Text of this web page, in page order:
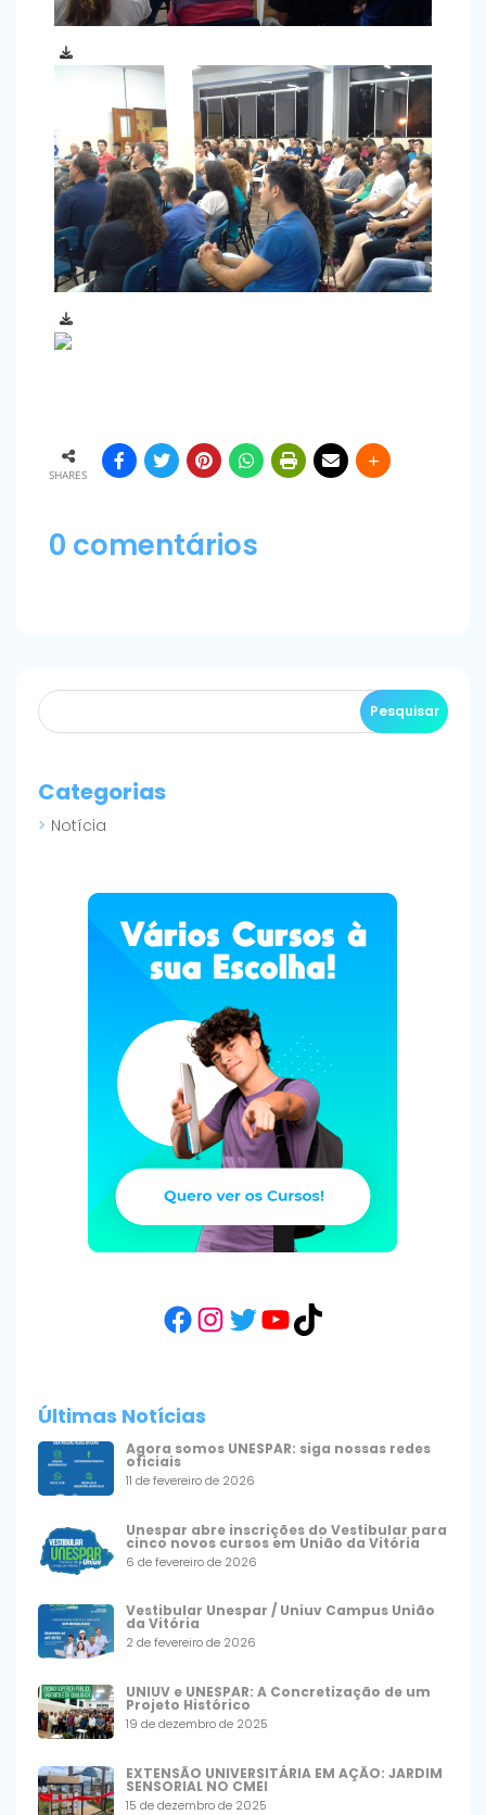
SHARES
0 comentários
Categorias
Notícia
Facebook
Instagram
Twitter
YouTube
TikTok
Últimas Notícias
Agora somos UNESPAR: siga nossas redes
oficiais
11 de fevereiro de 2026
Unespar abre inscrições do Vestibular para
cinco novos cursos em União da Vitória
6 de fevereiro de 2026
Vestibular Unespar / Uniuv Campus União
da Vitória
2 de fevereiro de 2026
UNIUV e UNESPAR: A Concretização de um
Projeto Histórico
19 de dezembro de 2025
EXTENSÃO UNIVERSITÁRIA EM AÇÃO: JARDIM
SENSORIAL NO CMEI
15 de dezembro de 2025